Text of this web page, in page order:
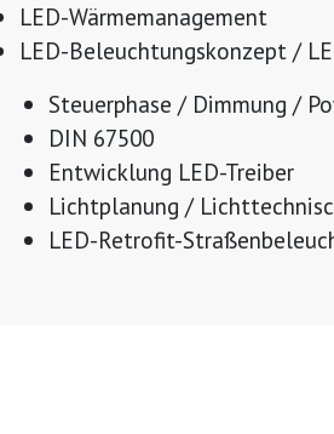
LED-Wärmemanagement
LED-Beleuchtungskonzept /
Steuerphase / Dimmung /
DIN 67500
Entwicklung LED-Treiber
Lichtplanung /
LED-Retrofit-